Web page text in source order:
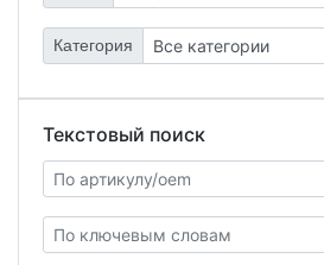
Категория
Текстовый поиск